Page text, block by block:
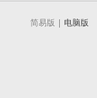
简易版 电脑版